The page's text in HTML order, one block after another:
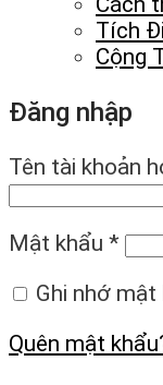
Tích
Cộng
Đăng nhập
Tên tài khoản
Mật khẩu *
Ghi nhớ mật
Quên mật